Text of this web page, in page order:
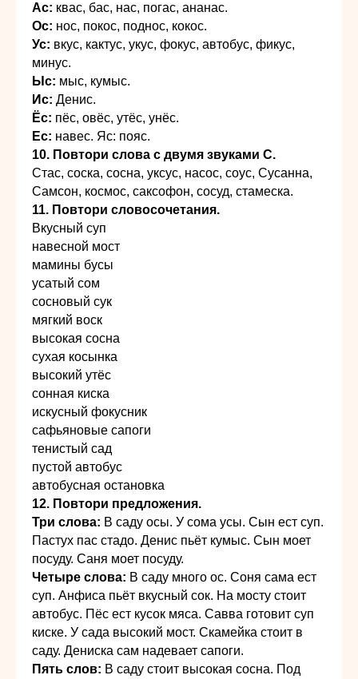
Ас: квас, бас, нас, погас, ананас.
Ос: нос, покос, поднос, кокос.
Ус: вкус, кактус, укус, фокус, автобус, фикус,
минус.
Ыс: мыс, кумыс.
Ис: Денис.
Ёс: пёс, овёс, утёс, унёс.
Ес: навес. Яс: пояс.
10. Повтори слова с двумя звуками С.
Стас, соска, сосна, уксус, насос, соус, Сусанна,
Самсон, космос, саксофон, сосуд, стамеска.
11. Повтори словосочетания.
Вкусный суп
навесной мост
мамины бусы
усатый сом
сосновый сук
мягкий воск
высокая сосна
сухая косынка
высокий утёс
сонная киска
искусный фокусник
сафьяновые сапоги
тенистый сад
пустой автобус
автобусная остановка
12. Повтори предложения.
Три слова: В саду осы. У сома усы. Сын ест суп.
Пастух пас стадо. Денис пьёт кумыс. Сын моет
посуду. Саня моет посуду.
Четыре слова: В саду много ос. Соня сама ест
суп. Анфиса пьёт вкусный сок. На мосту стоит
автобус. Пёс ест ку­сок мяса. Савва готовит суп
киске. У сада высокий мост. Скамейка стоит в
саду. Дениска сам надевает сапоги.
Пять слов: В саду стоит высокая сосна. Под